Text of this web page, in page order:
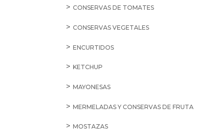
CONSERVAS DE TOMATES
CONSERVAS VEGETALES
ENCURTIDOS
KETCHUP
MAYONESAS
MERMELADAS Y CONSERVAS DE FRUTA
MOSTAZAS